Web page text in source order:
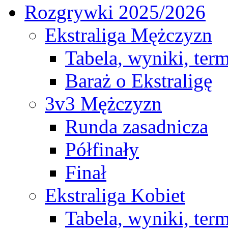
Rozgrywki 2025/2026
Ekstraliga Mężczyzn
Tabela, wyniki,
Baraż o Ekstraligę
3v3 Mężczyzn
Runda zasadnicza
Półfinały
Finał
Ekstraliga Kobiet
Tabela, wyniki,